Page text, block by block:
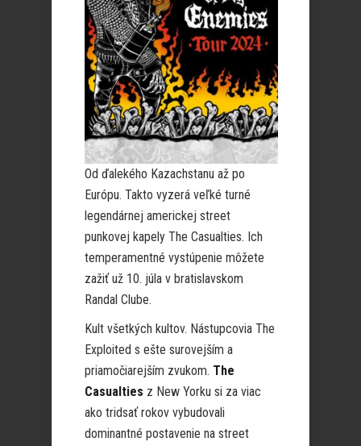
Od ďalekého Kazachstanu až po
Európu. Takto vyzerá veľké turné
legendárnej americkej street
punkovej kapely The Casualties. Ich
temperamentné vystúpenie môžete
zažiť už 10. júla v bratislavskom
Randal Clube.
Kult všetkých kultov. Nástupcovia The
Exploited s ešte surovejším a
priamočiarejším zvukom. The
Casualties z New Yorku si za viac
ako tridsať rokov vybudovali
dominantné postavenie na street